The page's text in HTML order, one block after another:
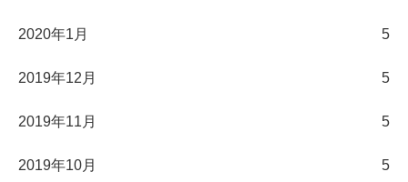
2020年1月 5
2019年12月 5
2019年11月 5
2019年10月 5